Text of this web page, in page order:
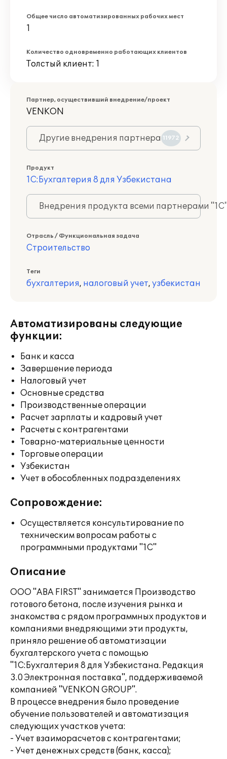
Общее число автоматизированных рабочих мест
1
Количество одновременно работающих клиентов
Толстый клиент: 1
Партнер, осуществивший внедрение/проект
VENKON
Другие внедрения партнера 11972
Продукт
1С:Бухгалтерия 8 для Узбекистана
Внедрения продукта всеми партнерами
Отрасль / Функциональная задача
Строительство
Теги
бухгалтерия, налоговый учет, узбекистан
Автоматизированы следующие
функции:
Банк и касса
Завершение периода
Налоговый учет
Основные средства
Производственные операции
Расчет зарплаты и кадровый учет
Расчеты с контрагентами
Товарно-материальные ценности
Торговые операции
Узбекистан
Учет в обособленных подразделениях
Сопровождение:
Осуществляется консультирование по
техническим вопросам работы с
программными продуктами "1С"
Описание
ООО "ABA FIRST" занимается Производство
готового бетона, после изучения рынка и
знакомства с рядом программных продуктов и
компаниями внедряющими эти продукты,
приняло решение об автоматизации
бухгалтерского учета с помощью
"1С:Бухгалтерия 8 для Узбекистана. Редакция
3.0 Электронная поставка", поддерживаемой
компанией "VENKON GROUP".
В процессе внедрения было проведение
обучение пользователей и автоматизация
следующих участков учета:
- Учет взаиморасчетов с контрагентами;
- Учет денежных средств (банк, касса);